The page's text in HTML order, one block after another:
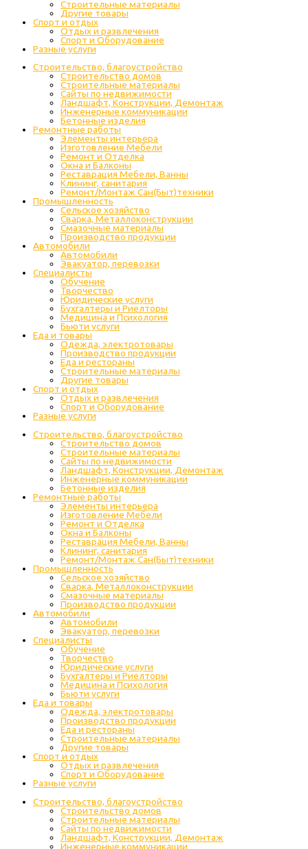
Строительные материалы
Другие товары
Спорт и отдых
Отдых и развлечения
Спорт и Оборудование
Разные услуги
Строительство, благоустройство
Строительство домов
Строительные материалы
Сайты по недвижимости
Ландшафт, Конструкции, Демонтаж
Инженерные коммуникации
Бетонные изделия
Ремонтные работы
Элементы интерьера
Изготовление Мебели
Ремонт и Отделка
Окна и Балконы
Реставрация Мебели, Ванны
Клининг, санитария
Ремонт/Монтаж Сан(Быт)техники
Промышленность
Cельское хозяйство
Сварка, Металлоконструкции
Cмазочные материалы
Производство продукции
Автомобили
Автомобили
Эвакуатор, перевозки
Специалисты
Обучение
Творчество
Юридические услуги
Бухгалтеры и Риелторы
Медицина и Психология
Бьюти услуги
Еда и товары
Одежда, электротовары
Производство продукции
Еда и рестораны
Строительные материалы
Другие товары
Спорт и отдых
Отдых и развлечения
Спорт и Оборудование
Разные услуги
Строительство, благоустройство
Строительство домов
Строительные материалы
Сайты по недвижимости
Ландшафт, Конструкции, Демонтаж
Инженерные коммуникации
Бетонные изделия
Ремонтные работы
Элементы интерьера
Изготовление Мебели
Ремонт и Отделка
Окна и Балконы
Реставрация Мебели, Ванны
Клининг, санитария
Ремонт/Монтаж Сан(Быт)техники
Промышленность
Cельское хозяйство
Сварка, Металлоконструкции
Cмазочные материалы
Производство продукции
Автомобили
Автомобили
Эвакуатор, перевозки
Специалисты
Обучение
Творчество
Юридические услуги
Бухгалтеры и Риелторы
Медицина и Психология
Бьюти услуги
Еда и товары
Одежда, электротовары
Производство продукции
Еда и рестораны
Строительные материалы
Другие товары
Спорт и отдых
Отдых и развлечения
Спорт и Оборудование
Разные услуги
Строительство, благоустройство
Строительство домов
Строительные материалы
Сайты по недвижимости
Ландшафт, Конструкции, Демонтаж
Инженерные коммуникации